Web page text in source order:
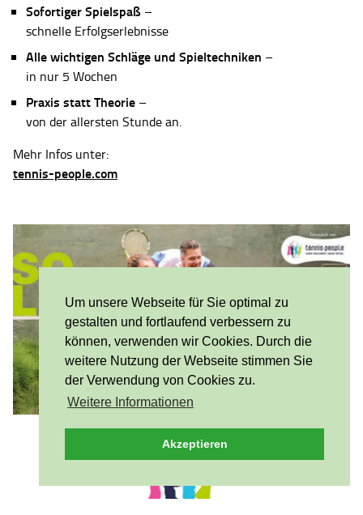
Um unsere Webseite für Sie optimal zu
gestalten und fortlaufend verbessern zu
können, verwenden wir Cookies. Durch die
weitere Nutzung der Webseite stimmen Sie
der Verwendung von Cookies zu.
Weitere Informationen
Akzeptieren
Sofortiger Spielspaß –
schnelle Erfolgserlebnisse
Alle wichtigen Schläge und Spieltechniken –
in nur 5 Wochen
Praxis statt Theorie –
von der allersten Stunde an.
Mehr Infos unter:
tennis-people.com